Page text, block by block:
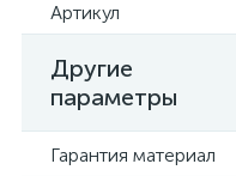
Артикул
Другие
параметры
Гарантия материал